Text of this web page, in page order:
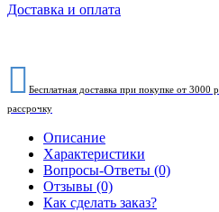
Доставка и оплата
Бесплатная доставка при покупке от 3000 р.
рассрочку
Описание
Характеристики
Вопросы-Ответы (0)
Отзывы (0)
Как сделать заказ?